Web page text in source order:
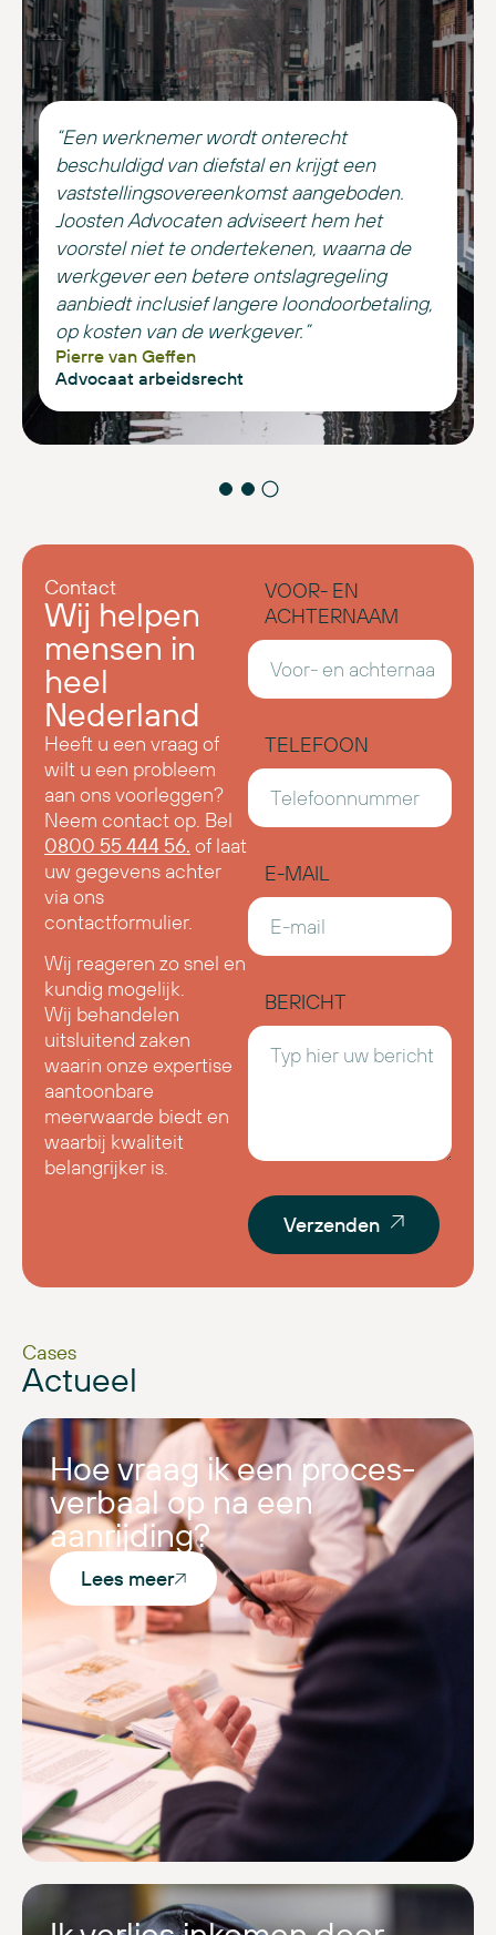
“Een werknemer wordt onterecht
beschuldigd van diefstal en krijgt een
vaststellingsovereenkomst aangeboden.
Joosten Advocaten adviseert hem het
voorstel niet te ondertekenen, waarna de
werkgever een betere ontslagregeling
aanbiedt inclusief langere loondoorbetaling,
op kosten van de werkgever.”
Pierre van Geffen
Advocaat arbeidsrecht
Contact
Wij helpen
mensen in
heel
Nederland
Heeft u een vraag of
wilt u een probleem
aan ons voorleggen?
Neem contact op. Bel
0800 55 444 56. of laat
uw gegevens achter
via ons
contactformulier.
Wij reageren zo snel en
kundig mogelijk.
Wij behandelen
uitsluitend zaken
waarin onze expertise
aantoonbare
meerwaarde biedt en
waarbij kwaliteit
belangrijker is.
VOOR- EN
ACHTERNAAM
TELEFOON
E-MAIL
BERICHT
Verzenden
Cases
Actueel
Hoe vraag ik een proces-
verbaal op na een
aanrijding?
Lees meer